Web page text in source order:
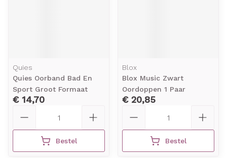
Quies
Quies Oorband Bad En
Sport Groot Formaat
€ 14,70
Bestel
Blox
Blox Music Zwart
Oordoppen 1 Paar
€ 20,85
Bestel